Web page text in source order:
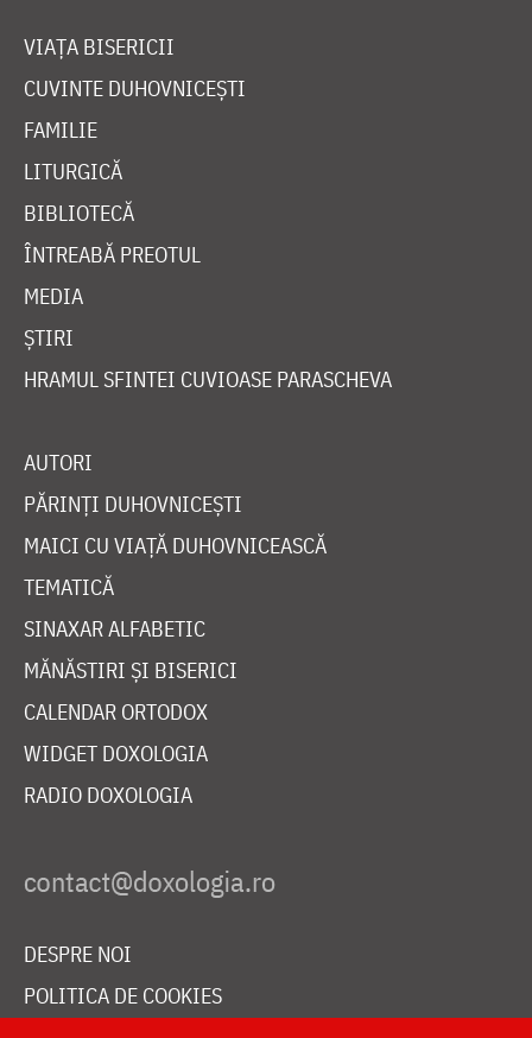
VIAȚA BISERICII
CUVINTE DUHOVNICEȘTI
FAMILIE
LITURGICĂ
BIBLIOTECĂ
ÎNTREABĂ PREOTUL
MEDIA
ȘTIRI
HRAMUL SFINTEI CUVIOASE PARASCHEVA
AUTORI
PĂRINȚI DUHOVNICEȘTI
MAICI CU VIAȚĂ DUHOVNICEASCĂ
TEMATICĂ
SINAXAR ALFABETIC
MĂNĂSTIRI ȘI BISERICI
CALENDAR ORTODOX
WIDGET DOXOLOGIA
RADIO DOXOLOGIA
DESPRE NOI
POLITICA DE COOKIES